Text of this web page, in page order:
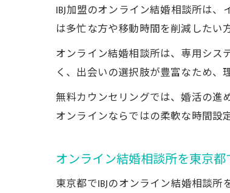
IBJ加盟のオンライン結婚相談所は
は多忙な方や移動時間を削減したい
オンライン結婚相談所は、専用シス
く、出会いの選択肢が豊富なため、
無料カウンセリングでは、婚活の進
オンラインならではの柔軟な時間設
オンライン結婚相談所を東京
東京都でIBJのオンライン結婚相談